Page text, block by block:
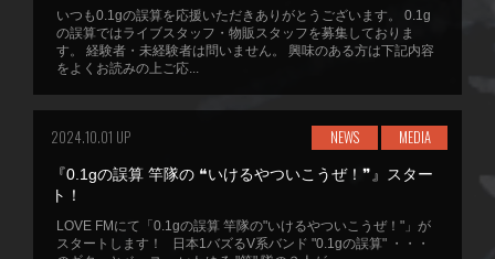
いつも0.1gの誤算を応援いただきありがとうございます。 0.1g
の誤算ではライブスタッフ・物販スタッフを募集しておりま
す。 経験者・未経験者は問いません。 興味のある方は下記内容
をよくお読みの上ご応...
2024.10.01 UP NEWS MEDIA
『0.1gの誤算 竿隊の ❝いけるやついこうぜ！❞』スター
ト！
LOVE FMにて「0.1gの誤算 竿隊の"いけるやついこうぜ！"」が
スタートします！ 日本1バズるV系バンド "0.1gの誤算" ・・・